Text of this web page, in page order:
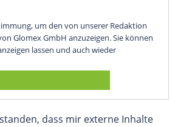
um den von unserer Redaktion
Glomex GmbH anzuzeigen. Sie können
lassen und auch wieder
dass mir externe Inhalte